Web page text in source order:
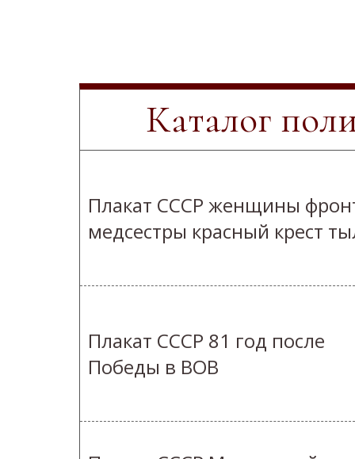
Каталог
Плакат СССР женщины
медсестры красный крест
Плакат СССР 81 год после
Победы в ВОВ